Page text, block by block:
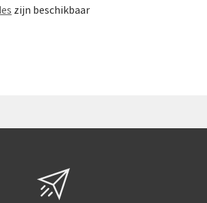
zijn beschikbaar